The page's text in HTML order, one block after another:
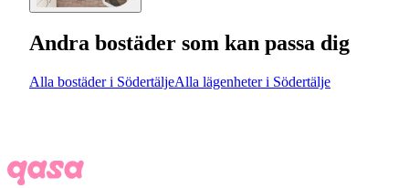
Andra bostäder som kan passa dig
Alla bostäder i SödertäljeAlla lägenheter i Södertälje